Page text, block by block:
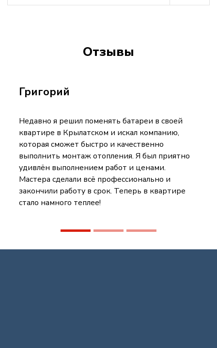
Отзывы
Григорий
Недавно я решил поменять батареи в своей
квартире в Крылатском и искал компанию,
которая сможет быстро и качественно
выполнить монтаж отопления. Я был приятно
удивлён выполнением работ и ценами.
Мастера сделали всё профессионально и
закончили работу в срок. Теперь в квартире
стало намного теплее!